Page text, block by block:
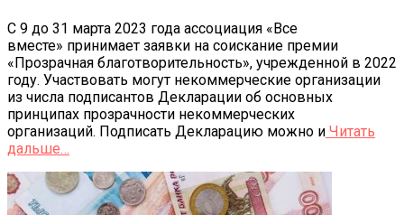
С 9 до 31 марта 2023 года ассоциация «Все
вместе» принимает заявки на соискание премии
«Прозрачная благотворительность», учрежденной в 2022
году. Участвовать могут некоммерческие организации
из числа подписантов Декларации об основных
принципах прозрачности некоммерческих
организаций. Подписать Декларацию можно и Читать
дальше…